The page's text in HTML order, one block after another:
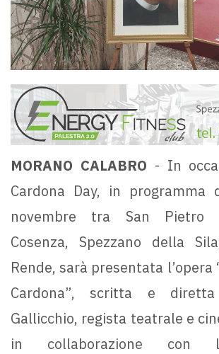
MORANO CALABRO - In
Cardona Day, in
novembre tra San Pietro
Cosenza, Spezzano della
Rende, sarà presentata l’opera
Cardona”, scritta e
Gallicchio, regista teatrale e
in collaborazione con